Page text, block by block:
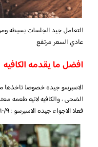
التعامل جيد الجلسات بسيطه
عادي السعر مرتفع
افضل ما يقدمه الكافيه
الاسبرسو جيده خصوصا تاخذها
الضحى ، والكافيه لاتيه طعمه
فعلا الاجواء جيده الاسبرسو : ١٠/٩ الكافيه لاتيه : ١٠/١٠ الكوكييز : ١٠/٨.٥